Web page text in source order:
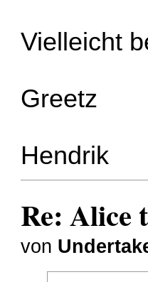
Vielleicht
Greetz
Hendrik
Re: Alice
von